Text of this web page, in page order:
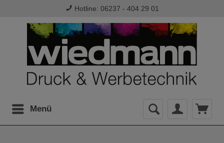
Hotline: 06237 - 404 29 01
Menü